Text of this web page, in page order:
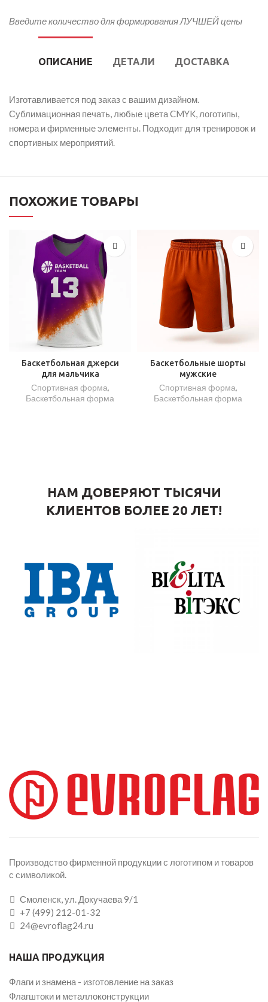
Введите количество для формирования ЛУЧШЕЙ цены
ОПИСАНИЕ ДЕТАЛИ ДОСТАВКА
Изготавливается под заказ с вашим дизайном.
Сублимационная печать, любые цвета CMYK, логотипы,
номера и фирменные элементы. Подходит для тренировок и
спортивных мероприятий.
ПОХОЖИЕ ТОВАРЫ
Баскетбольная джерси
для мальчика
Спортивная форма,
Баскетбольная форма
Баскетбольные шорты
мужские
Спортивная форма,
Баскетбольная форма
НАМ ДОВЕРЯЮТ ТЫСЯЧИ
КЛИЕНТОВ БОЛЕЕ 20 ЛЕТ!
Производство фирменной продукции с логотипом и товаров
с символикой.
Смоленск, ул. Докучаева 9/1
+7 (499) 212-01-32
24@evroflag24.ru
НАША ПРОДУКЦИЯ
Флаги и знамена - изготовление на заказ
Флагштоки и металлоконструкции